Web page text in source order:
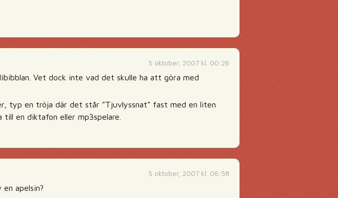
5 oktober, 2007 kl. 00:26
Vet dock inte vad det skulle ha att göra med
typ en tröja där det står ”Tjuvlyssnat” fast med en liten
en diktafon eller mp3spelare.
5 oktober, 2007 kl. 06:58
apelsin?